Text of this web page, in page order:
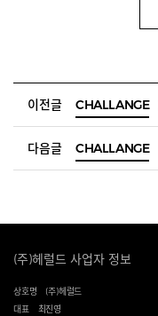
이전글 CHALLANGE
다음글 CHALLANGE
(주)헤럴드 사업자 정보
상호명
(주)헤럴드
대표
최진영